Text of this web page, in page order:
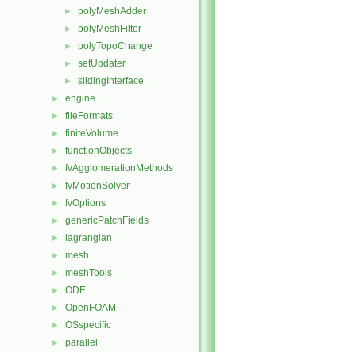
► polyMeshAdder
► polyMeshFilter
► polyTopoChange
► setUpdater
► slidingInterface
► engine
► fileFormats
► finiteVolume
► functionObjects
► fvAgglomerationMethods
► fvMotionSolver
► fvOptions
► genericPatchFields
► lagrangian
► mesh
► meshTools
► ODE
► OpenFOAM
► OSspecific
► parallel